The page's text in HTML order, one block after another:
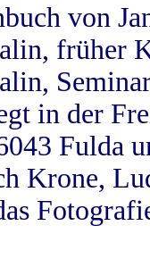
von
früher
in der
Fulda
Krone,